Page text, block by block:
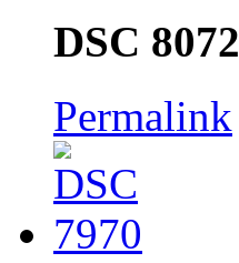
DSC 8072
Permalink